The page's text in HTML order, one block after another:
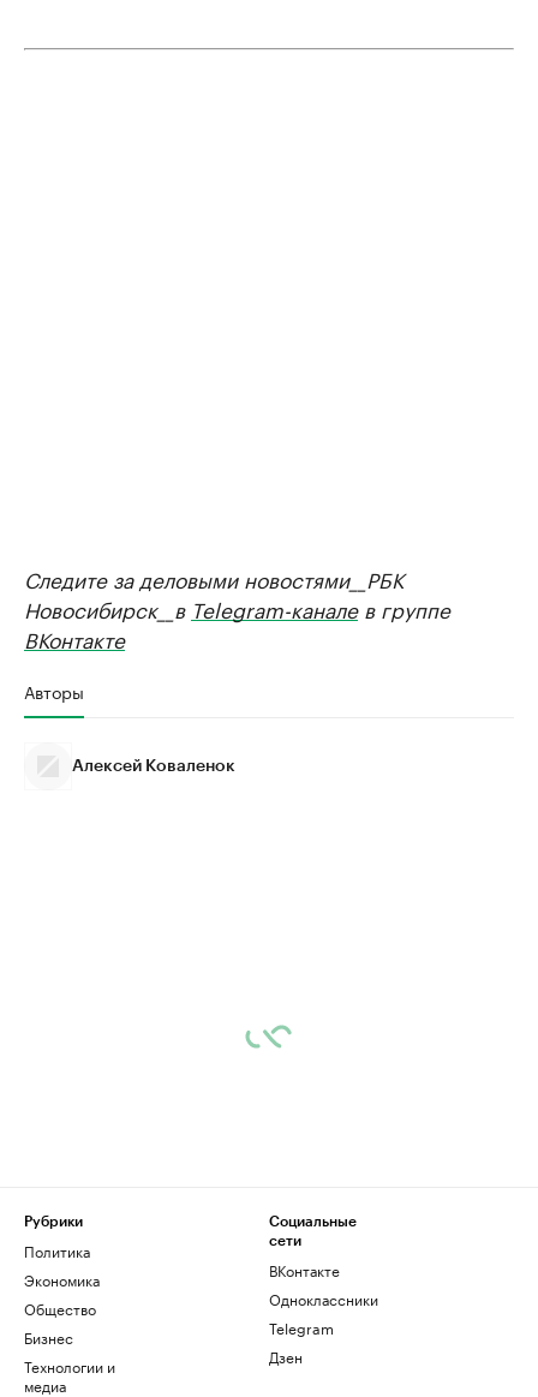
Следите за деловыми новостями__РБК
Новосибирск__в Telegram-каналев группе
ВКонтакте
Авторы
Алексей Коваленок
Рубрики
Политика
Экономика
Общество
Бизнес
Технологии и
медиа
Социальные
сети
ВКонтакте
Одноклассники
Telegram
Дзен